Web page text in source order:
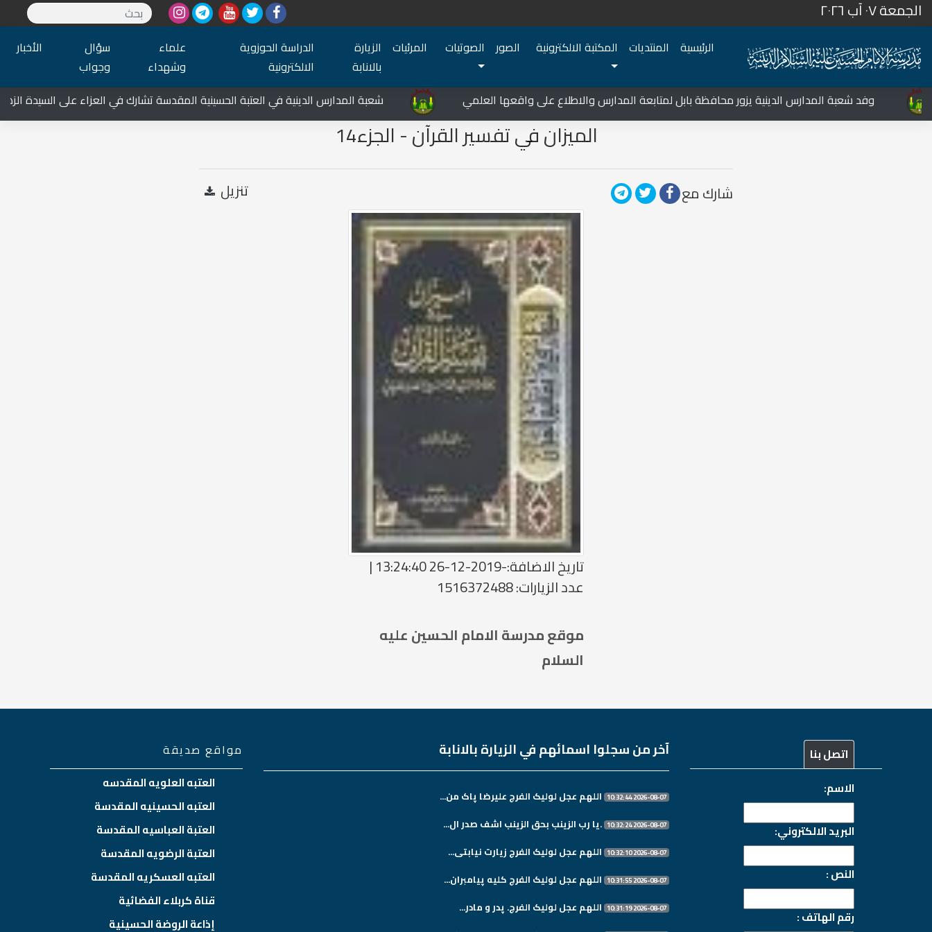
الجمعة ٠٧ آب ٢٠٢٦
الرئيسية المنتديات المكتبة الالكترونية الصور الصوتيات المرئيات الزيارة
بالانابة
الدراسة الحوزوية
الالكترونية
علماء
وشهداء
سؤال
وجواب
الأخبار
وفد شعبة المدارس الدينية يزور محافظة بابل لمتابعة المدارس والاطلاع على واقعها العلمي شعبة المدارس الدينية في العتبة الحسينية المقدسة تشارك في العزاء على السيدة الزهراء
الميزان في تفسير القرآن - الجزء14
شارك مع تنزيل
تاريخ الاضافة:-2019-12-26 13:24:40 |
عدد الزيارات: 1516372488
موقع مدرسة الامام الحسين عليه
السلام
اتصل بنا
الاسم:
البريد الالكتروني:
النص :
رقم الهاتف :
آخر من سجلوا اسمائهم في الزيارة بالانابة
2026-08-07 10:32:44 اللهم عجل لولیک الفرج علیرضا پاک من...
2026-08-07 10:32:24 .یا رب الزینب بحق الزینب اشف صدر ال...
2026-08-07 10:32:10 اللهم عجل لولیک الفرج زیارت نیابتی...
2026-08-07 10:31:55 اللهم عجل لولیک الفرج کلیه پیامبران...
2026-08-07 10:31:19 اللهم عجل لولیک الفرج. پدر و مادر...
مواقع صديقة
العتبه العلويه المقدسه
العتبه الحسينيه المقدسة
العتبة العباسيه المقدسة
العتبة الرضويه المقدسة
العتبه العسكريه المقدسة
قناة كربلاء الفضائية
إذاعة الروضة الحسينية